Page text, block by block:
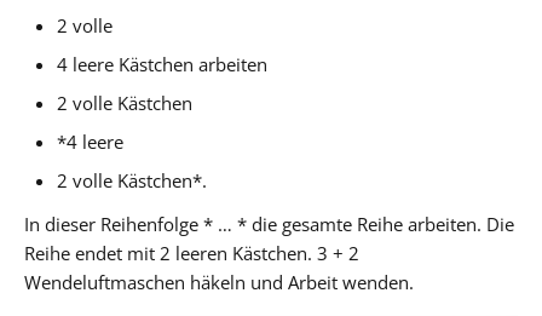
2 volle
4 leere Kästchen arbeiten
2 volle Kästchen
*4 leere
2 volle Kästchen*.
In dieser Reihenfolge * … * die gesamte Reihe arbeiten. Die
Reihe endet mit 2 leeren Kästchen. 3 + 2
Wendeluftmaschen häkeln und Arbeit wenden.